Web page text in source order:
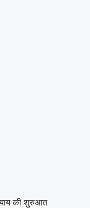
की शुरुआत